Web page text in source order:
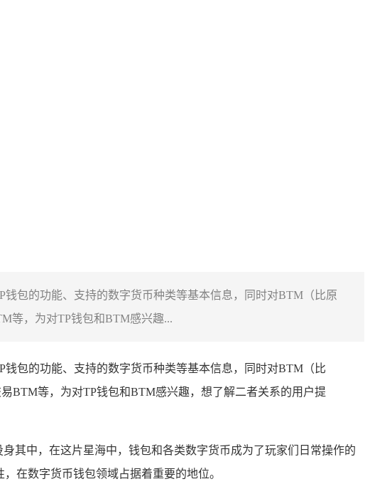
包的功能、支持的数字货币种类等基本信息，同时对BTM（比原
等，为对TP钱包和BTM感兴趣...
包的功能、支持的数字货币种类等基本信息，同时对BTM（比
BTM等，为对TP钱包和BTM感兴趣，想了解二者关系的用户提
其中，在这片星海中，钱包和各类数字货币成为了玩家们日常操作的
在数字货币钱包领域占据着重要的地位。